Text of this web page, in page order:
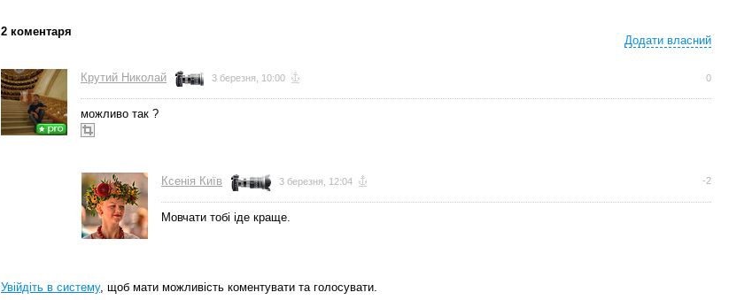
2 коментаря
Додати власний
Крутий Николай 3 березня, 10:00 0
можливо так ?
Ксенія Київ 3 березня, 12:04 -2
Мовчати тобі іде краще.
Увійдіть в систему, щоб мати можливість коментувати та голосувати.